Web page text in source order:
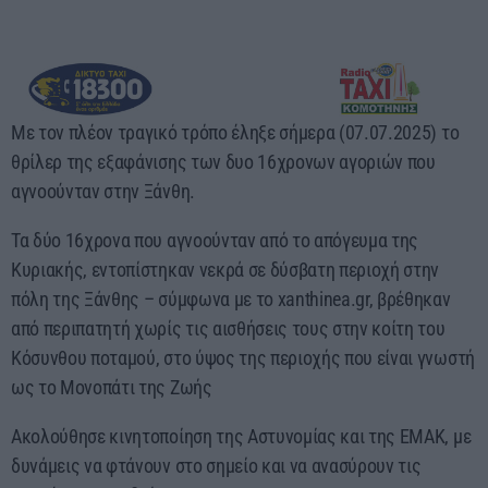
Με τον πλέον τραγικό τρόπο έληξε σήμερα (07.07.2025) το
θρίλερ της εξαφάνισης των δυο 16χρονων αγοριών που
αγνοούνταν στην Ξάνθη.
Τα δύο 16χρονα που αγνοούνταν από το απόγευμα της
Κυριακής, εντοπίστηκαν νεκρά σε δύσβατη περιοχή στην
πόλη της Ξάνθης – σύμφωνα με το xanthinea.gr, βρέθηκαν
από περιπατητή χωρίς τις αισθήσεις τους στην κοίτη του
Κόσυνθου ποταμού, στο ύψος της περιοχής που είναι γνωστή
ως το Μονοπάτι της Ζωής
Ακολούθησε κινητοποίηση της Αστυνομίας και της ΕΜΑΚ, με
δυνάμεις να φτάνουν στο σημείο και να ανασύρουν τις